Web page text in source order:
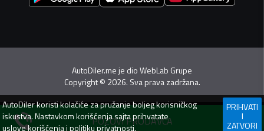
POZOVI PRODAVCA
AutoDiler.me je dioWebLab Grupe
Copyright© 2026. Sva prava zadržana.
AutoDilerkoristi kolačiće za pružanje boljeg korisničkog
iskustva. Nastavkom korišćenja sajta prihvatate
uslove korišćenjaipolitiku privatnosti.
PRIHVATI
I
ZATVORI